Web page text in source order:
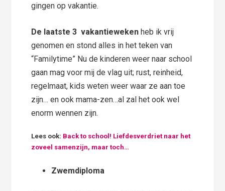
gingen op vakantie.
De laatste 3 vakantieweken heb ik vrij
genomen en stond alles in het teken van
“Familytime” Nu de kinderen weer naar school
gaan mag voor mij de vlag uit; rust, reinheid,
regelmaat, kids weten weer waar ze aan toe
zijn… en ook mama-zen…al zal het ook wel
enorm wennen zijn.
Lees ook: Back to school! Liefdesverdriet naar het
zoveel samenzijn, maar toch…
Zwemdiploma